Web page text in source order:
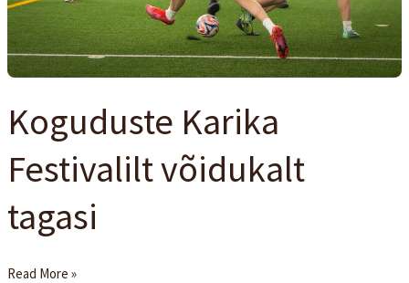
Koguduste Karika
Festivalilt võidukalt
tagasi
Read More »